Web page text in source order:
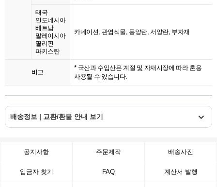
태국
인도네시아
베트남
말레이시아
필리핀
파키스탄
카네이션, 관엽식물, 동양란, 서양란, 부자재
비고
* 국산과 수입산은 계절 및 자재시장에 따라 혼용
사용될 수 있습니다.
배송정보 | 교환/환불 안내 보기
공지사항 주문제작 배송사진
입금자 찾기 FAQ 계산서 발행